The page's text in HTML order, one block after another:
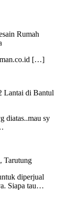
Rumah
[…]
Lantai di Bantul
diatas..mau sy
Tarutung
diperjual
Siapa tau…